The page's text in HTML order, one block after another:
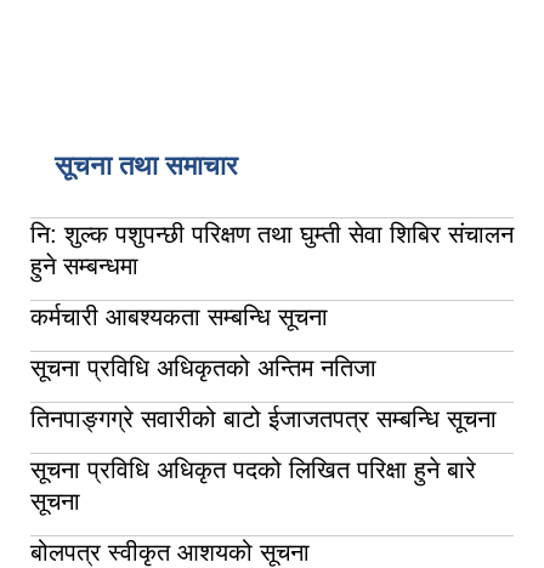
सूचना तथा समाचार
नि: शुल्क पशुपन्छी परिक्षण तथा घुम्ती सेवा शिबिर संचालन
हुने सम्बन्धमा
कर्मचारी आबश्यकता सम्बन्धि सूचना
सूचना प्रविधि अधिकृतको अन्तिम नतिजा
तिनपाङ्गग्रे सवारीको बाटो ईजाजतपत्र सम्बन्धि सूचना
सूचना प्रविधि अधिकृत पदको लिखित परिक्षा हुने बारे
सूचना
बोलपत्र स्वीकृत आशयको सूचना